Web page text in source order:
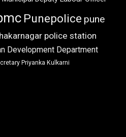
Punepolice pune
police station
Development Department
Priyanka Kulkarni